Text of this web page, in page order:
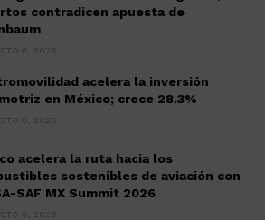
contradicen apuesta de
6, 2026
acelera la inversión
en México; crece 28.3%
6, 2026
acelera la ruta hacia los
sostenibles de aviación con
SAF MX Summit 2026
6, 2026